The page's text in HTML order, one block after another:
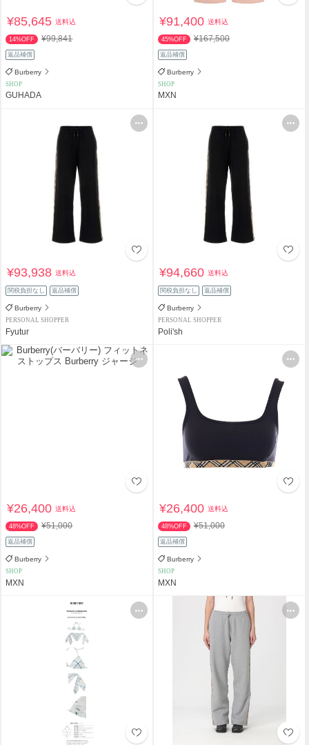
¥85,645送料込
14%OFF ¥99,841
返品補償
Burberry
SHOP
GUHADA
¥91,400送料込
45%OFF ¥167,500
返品補償
Burberry
SHOP
MXN
¥93,938送料込
関税負担なし 返品補償
Burberry
PERSONAL SHOPPER
Fyutur
¥94,660送料込
関税負担なし 返品補償
Burberry
PERSONAL SHOPPER
Poli'sh
¥26,400送料込
48%OFF ¥51,000
返品補償
Burberry
SHOP
MXN
¥26,400送料込
48%OFF ¥51,000
返品補償
Burberry
SHOP
MXN